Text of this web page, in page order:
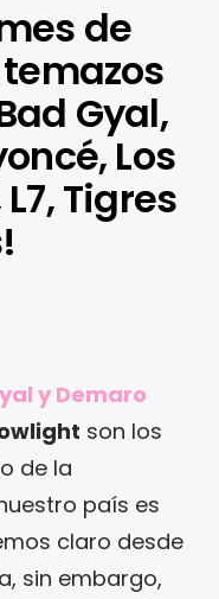
de
Gyal,
Los
Tigres
y Demaro
son los
de la
país es
claro desde
sin embargo,